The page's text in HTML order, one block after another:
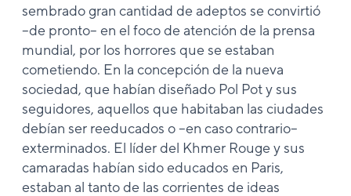
sembrado gran cantidad de adeptos se convirtió
–de pronto– en el foco de atención de la prensa
mundial, por los horrores que se estaban
cometiendo. En la concepción de la nueva
sociedad, que habían diseñado Pol Pot y sus
seguidores, aquellos que habitaban las ciudades
debían ser reeducados o –en caso contrario–
exterminados. El líder del Khmer Rouge y sus
camaradas habían sido educados en Paris,
estaban al tanto de las corrientes de ideas